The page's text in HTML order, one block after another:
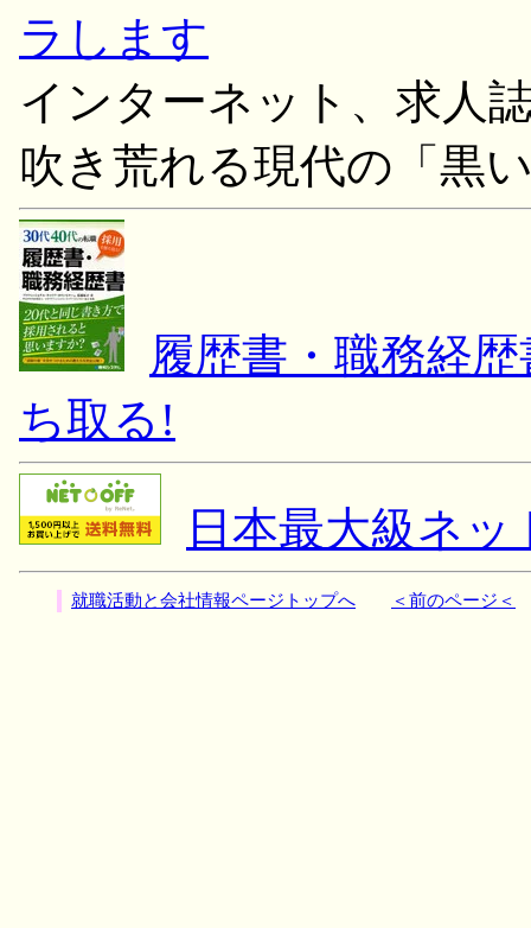
ラします
インターネット、求人
吹き荒れる現代の「黒
履歴書・職務経
ち取る!
日本最大級ネ
就職活動と会社情報ページトップへ ＜前のページ＜